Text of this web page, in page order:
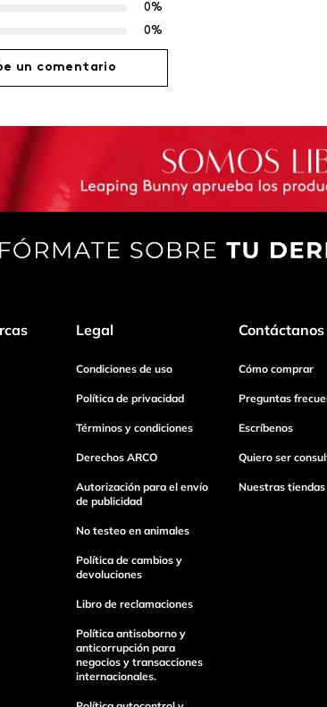
0%
0%
un comentario
Comentario
Legal
Condiciones de uso
Política de privacidad
Términos y condiciones
Derechos ARCO
Autorización para el envío
de publicidad
No testeo en animales
Política de cambios y
devoluciones
Libro de reclamaciones
Política antisoborno y
anticorrupción para
negocios y transacciones
internacionales.
Contáctanos
Cómo comprar
Preguntas
Escríbenos
Quiero ser
Nuestras tiendas